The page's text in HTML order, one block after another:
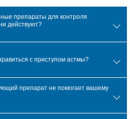
препараты для контроля
действуют?
с приступом астмы?
препарат не помогает вашему